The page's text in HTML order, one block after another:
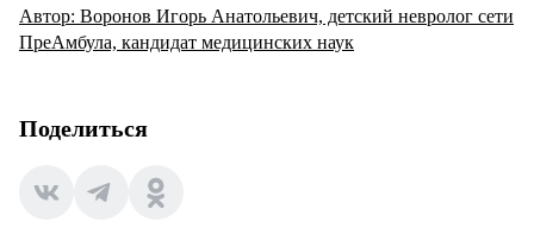
Автор: Воронов Игорь Анатольевич, детский невролог сети
ПреАмбула, кандидат медицинских наук
Поделиться